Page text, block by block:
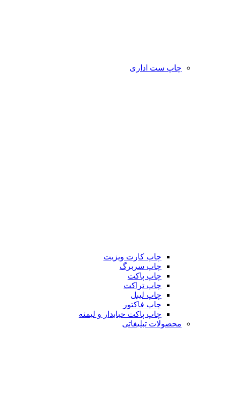
چاپ ست اداری
چاپ کارت ویزیت
چاپ سربرگ
چاپ پاکت
چاپ تراکت
چاپ لیبل
چاپ فاکتور
چاپ پاکت حبابدار و لیمنه
محصولات تبلیغاتی